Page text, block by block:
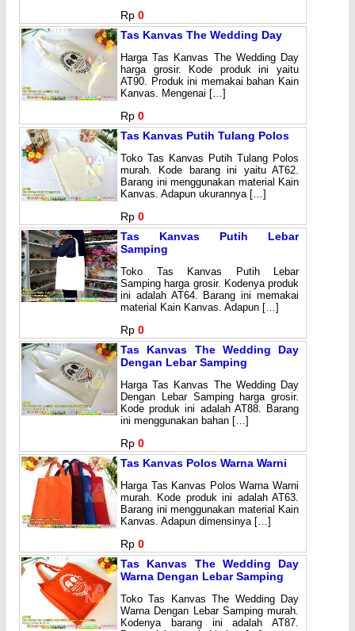
Rp 0
Tas Kanvas The Wedding Day
Harga Tas Kanvas The Wedding Day
harga grosir. Kode produk ini yaitu
AT90. Produk ini memakai bahan Kain
Kanvas. Mengenai […]
Rp 0
Tas Kanvas Putih Tulang Polos
Toko Tas Kanvas Putih Tulang Polos
murah. Kode barang ini yaitu AT62.
Barang ini menggunakan material Kain
Kanvas. Adapun ukurannya […]
Rp 0
Tas Kanvas Putih Lebar
Samping
Toko Tas Kanvas Putih Lebar
Samping harga grosir. Kodenya produk
ini adalah AT64. Barang ini memakai
material Kain Kanvas. Adapun […]
Rp 0
Tas Kanvas The Wedding Day
Dengan Lebar Samping
Harga Tas Kanvas The Wedding Day
Dengan Lebar Samping harga grosir.
Kode produk ini adalah AT88. Barang
ini menggunakan bahan […]
Rp 0
Tas Kanvas Polos Warna Warni
Harga Tas Kanvas Polos Warna Warni
murah. Kode produk ini adalah AT63.
Barang ini menggunakan material Kain
Kanvas. Adapun dimensinya […]
Rp 0
Tas Kanvas The Wedding Day
Warna Dengan Lebar Samping
Toko Tas Kanvas The Wedding Day
Warna Dengan Lebar Samping murah.
Kodenya barang ini adalah AT87.